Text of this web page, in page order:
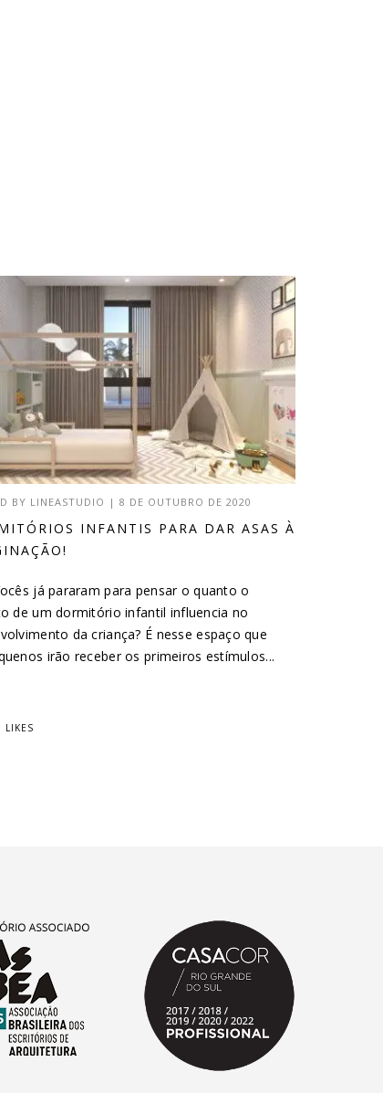
BY LINEASTUDIO |8 DE OUTUBRO DE 2020
INFANTIS PARA DAR ASAS À
já pararam para pensar o quanto o
de um dormitório infantil influencia no
da criança? É nesse espaço que
irão receber os primeiros estímulos...
LIKES